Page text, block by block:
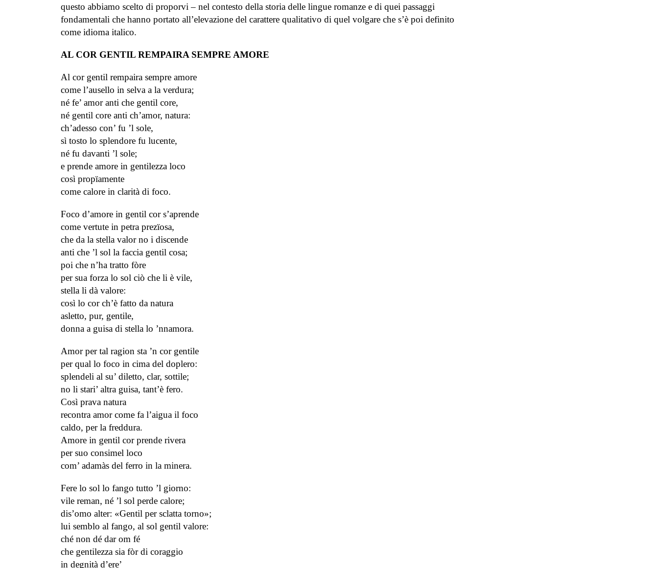
questo abbiamo scelto di proporvi – nel contesto della storia delle lingue romanze e di quei passaggi
fondamentali che hanno portato all’elevazione del carattere qualitativo di quel volgare che s’è poi definito
come idioma italico.
AL COR GENTIL REMPAIRA SEMPRE AMORE
Al cor gentil rempaira sempre amore
come l’ausello in selva a la verdura;
né fe’ amor anti che gentil core,
né gentil core anti ch’amor, natura:
ch’adesso con’ fu ’l sole,
sì tosto lo splendore fu lucente,
né fu davanti ’l sole;
e prende amore in gentilezza loco
così propïamente
come calore in clarità di foco.
Foco d’amore in gentil cor s’aprende
come vertute in petra prezïosa,
che da la stella valor no i discende
anti che ’l sol la faccia gentil cosa;
poi che n’ha tratto fòre
per sua forza lo sol ciò che li è vile,
stella li dà valore:
così lo cor ch’è fatto da natura
asletto, pur, gentile,
donna a guisa di stella lo ’nnamora.
Amor per tal ragion sta ’n cor gentile
per qual lo foco in cima del doplero:
splendeli al su’ diletto, clar, sottile;
no li stari’ altra guisa, tant’è fero.
Così prava natura
recontra amor come fa l’aigua il foco
caldo, per la freddura.
Amore in gentil cor prende rivera
per suo consimel loco
com’ adamàs del ferro in la minera.
Fere lo sol lo fango tutto ’l giorno:
vile reman, né ’l sol perde calore;
dis’omo alter: «Gentil per sclatta torno»;
lui semblo al fango, al sol gentil valore:
ché non dé dar om fé
che gentilezza sia fòr di coraggio
in degnità d’ere’